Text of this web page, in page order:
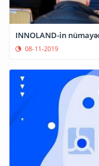
INNOLAND-in
08-11-2019